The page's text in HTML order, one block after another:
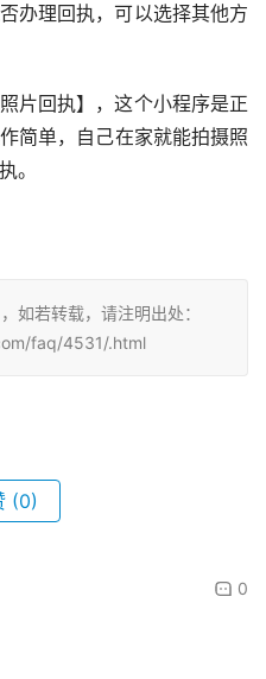
办理回执，可以选择其他方
片回执】，这个小程序是正
简单，自己在家就能拍摄照
。
如若转载，请注明出处：
faq/4531/.html
(0)
0